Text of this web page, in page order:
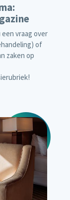
vraag over
of
zaken op